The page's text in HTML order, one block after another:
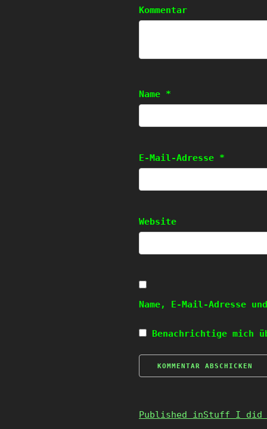
Kommentar
Name *
E-Mail-Adresse *
Website
Name, E-Mail-Adresse
Benachrichtige mich
Published inStuff I did